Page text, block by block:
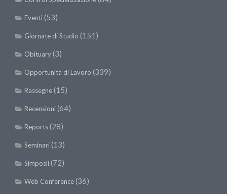
Eventi(53)
Giornate di Studio (151)
Obituary(3)
Opportunità di Lavoro (339)
Rassegne(15)
Recensioni(64)
Reports(28)
Seminari(13)
Simposii(72)
Web Conference(36)